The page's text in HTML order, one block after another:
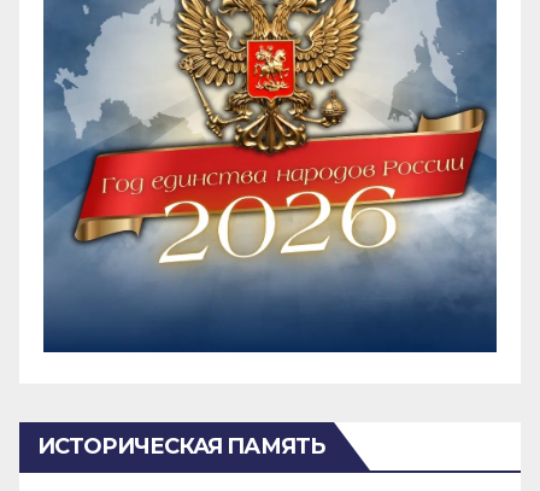
ИСТОРИЧЕСКАЯ ПАМЯТЬ